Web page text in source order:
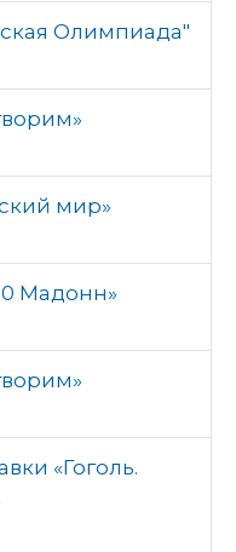
Олимпиада"
мир»
Мадонн»
«Гоголь.